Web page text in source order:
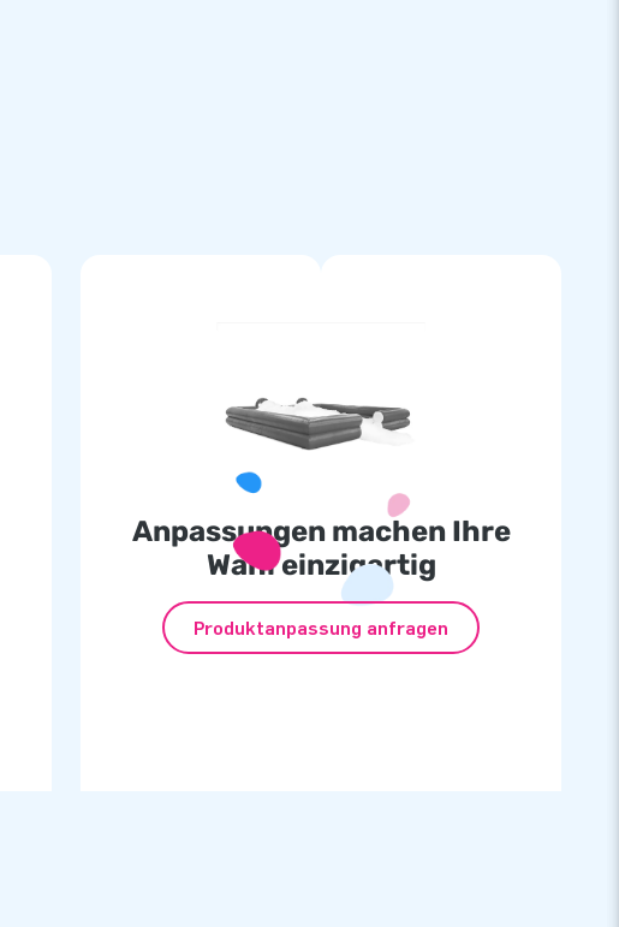
Anpassungen machen Ihre
Wahl einzigartig
Produktanpassung anfragen